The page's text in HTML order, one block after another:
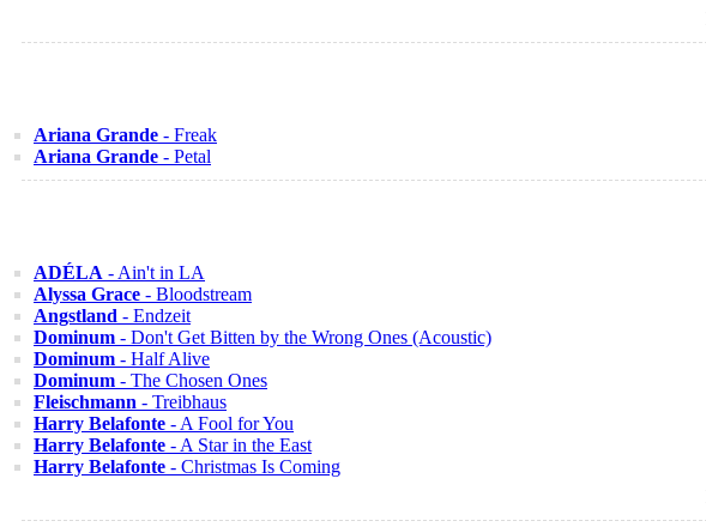
Ariana Grande - Freak
Ariana Grande - Petal
ADÉLA - Ain't in LA
Alyssa Grace - Bloodstream
Angstland - Endzeit
Dominum - Don't Get Bitten by the Wrong Ones (Acoustic)
Dominum - Half Alive
Dominum - The Chosen Ones
Fleischmann - Treibhaus
Harry Belafonte - A Fool for You
Harry Belafonte - A Star in the East
Harry Belafonte - Christmas Is Coming